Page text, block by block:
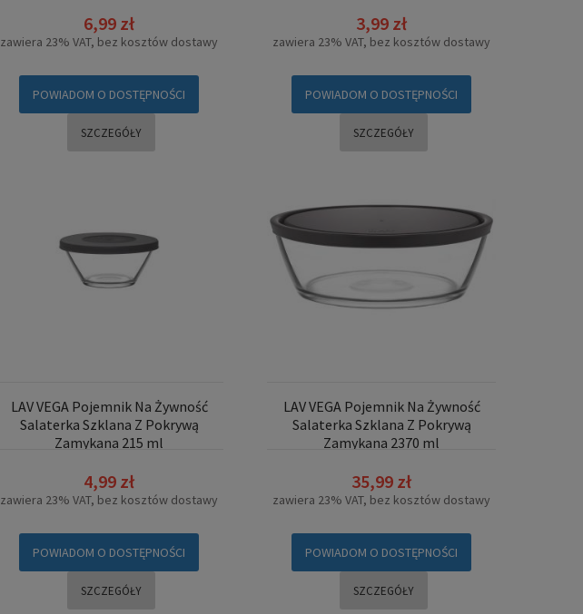
6,99 zł
zawiera 23% VAT, bez kosztów dostawy
POWIADOM O DOSTĘPNOŚCI
SZCZEGÓŁY
3,99 zł
zawiera 23% VAT, bez kosztów dostawy
POWIADOM O DOSTĘPNOŚCI
SZCZEGÓŁY
LAV VEGA Pojemnik Na Żywność
Salaterka Szklana Z Pokrywą
Zamykana 215 ml
4,99 zł
zawiera 23% VAT, bez kosztów dostawy
POWIADOM O DOSTĘPNOŚCI
SZCZEGÓŁY
LAV VEGA Pojemnik Na Żywność
Salaterka Szklana Z Pokrywą
Zamykana 2370 ml
35,99 zł
zawiera 23% VAT, bez kosztów dostawy
POWIADOM O DOSTĘPNOŚCI
SZCZEGÓŁY